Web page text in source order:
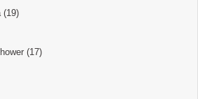
(19)
(17)